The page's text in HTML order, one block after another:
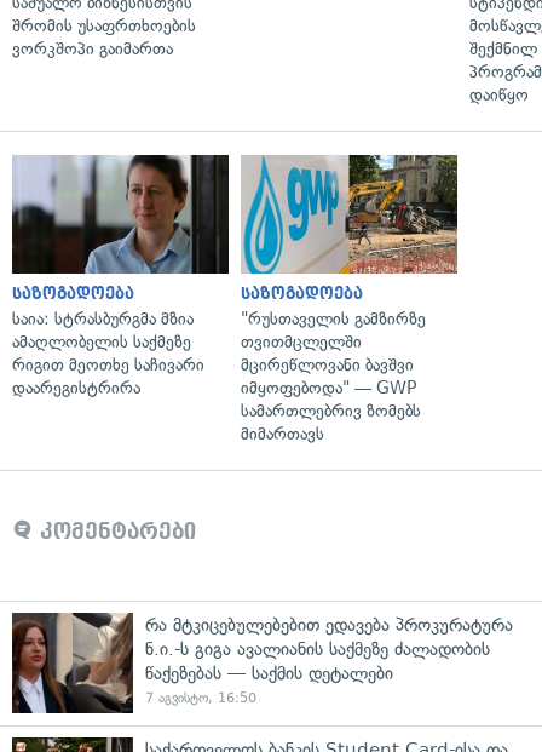
შრომის უსაფრთხოების
ვორკშოპი გაიმართა
დაიწყო
საზოგადოება
საია: სტრასბურგმა მზია
ამაღლობელის საქმეზე
რიგით მეოთხე საჩივარი
დაარეგისტრირა
საზოგადოება
"რუსთაველის გამზირზე
თვითმცლელში
მცირეწლოვანი ბავშვი
იმყოფებოდა" — GWP
სამართლებრივ ზომებს
მიმართავს
კომენტარები
რა მტკიცებულებებით ედავება პროკურატურა
ნ.ი.-ს გიგა ავალიანის საქმეზე ძალადობის
წაქეზებას — საქმის დეტალები
7 აგვისტო, 16:50